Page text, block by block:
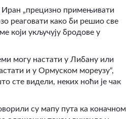
Иран „прецизно примењивати
реаговати како би решио све
који укључују бродове у
могу настати у Либану или
и у Ормуском мореузу“,
сте видели, неких ноћи је чак
су мапу пута ка коначном